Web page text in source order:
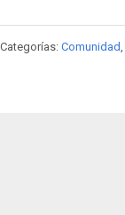
Categorías: Comunidad,